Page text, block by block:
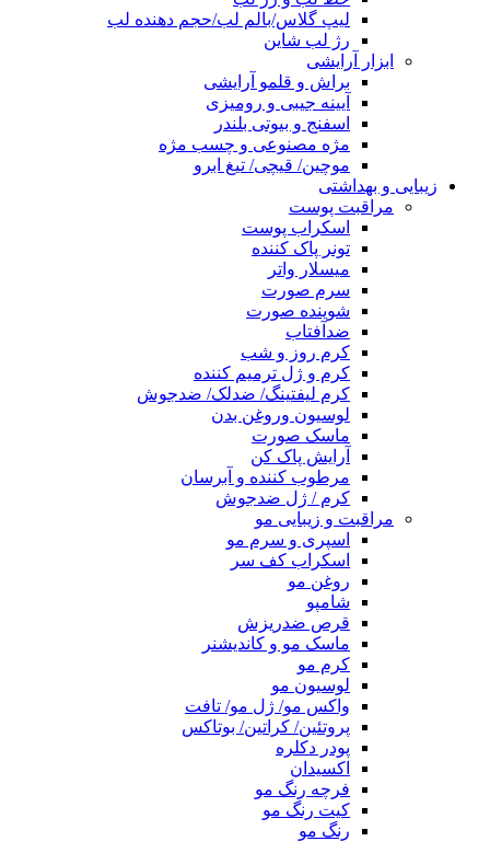
لیپ گلاس/بالم لب/حجم دهنده لب
رژ لب شاین
ابزار آرایشی
براش و قلمو آرایشی
آیینه جیبی و رومیزی
اسفنج و بیوتی بلندر
مژه مصنوعی و چسب مژه
موچین/ قیچی/ تیغ ابرو
زیبایی و بهداشتی
مراقبت پوست
اسکراب پوست
تونر پاک کننده
میسلار واتر
سرم صورت
شوینده صورت
ضدآفتاب
کرم روز و شب
کرم و ژل ترمیم کننده
کرم لیفتینگ/ ضدلک/ ضدجوش
لوسیون وروغن بدن
ماسک صورت
آرایش پاک کن
مرطوب کننده و آبرسان
کرم / ژل ضدجوش
مراقبت و زیبایی مو
اسپری و سرم مو
اسکراب کف سر
روغن مو
شامپو
قرص ضدریزش
ماسک مو و کاندیشنر
کرم مو
لوسیون مو
واکس مو/ ژل مو/ تافت
پروتئین/ کراتین/ بوتاکس
پودر دکلره
اکسیدان
فرچه رنگ مو
کیت رنگ مو
رنگ مو